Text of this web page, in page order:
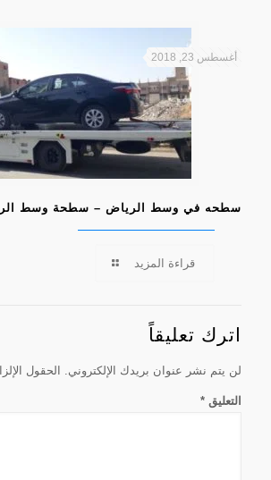
أغسطس 23, 2018
سطحه في وسط الرياض – سطحة وسط
قراءة المزيد
اترك تعليقاً
لن يتم نشر عنوان بريدك الإلكتروني. الحقول
التعليق *